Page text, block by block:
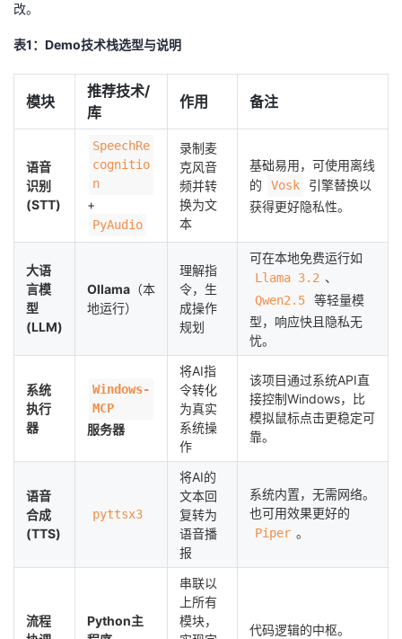
改。
表1：Demo技术栈选型与说明
模块
推荐技术/
库
作用 备注
语音
识别
(STT)
SpeechRe
cognitio
n
+
PyAudio
录制麦
克风音
频并转
换为文
本
基础易用，可使用离线
的
Vosk
引擎替换以
获得更好隐私性。
大语
言模
型
(LLM)
Ollama （本
地运行）
理解指
令，生
成操作
规划
可在本地免费运行如
Llama 3.2 、
Qwen2.5
等轻量模
型，响应快且隐私无
忧。
系统
执行
器
Windows-
MCP
服务器
将AI指
令转化
为真实
系统操
作
该项目通过系统API直
接控制Windows，比
模拟鼠标点击更稳定可
靠。
语音
合成
(TTS)
pyttsx3
将AI的
文本回
复转为
语音播
报
系统内置，无需网络。
也可用效果更好的
Piper 。
流程
Python主
串联以
上所有
模块，
代码逻辑的中枢。